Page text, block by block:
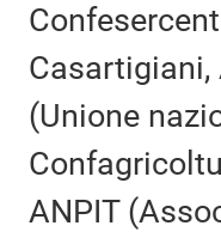
Casartigiani,
(Unione
ANPIT